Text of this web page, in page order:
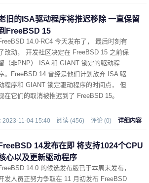
旧的ISA驱动程序将推迟移除 一直保留
FreeBSD 15
14.0-RC4 今天发布了， 最后时刻有
改动， 开发社区决定在 FreeBSD 15 之前保
（非PNP） ISA 和 GIANT 锁定的驱动程
。FreeBSD 14 曾经是他们计划放弃 ISA 驱
程序和 GIANT 锁定驱动程序的时间点， 但
在它们的取消被推迟到了 FreeBSD 15。
2023-11-04 15:40 阅读 (456) 评论 (0) 详细内容
FreeBSD 14发布在即 将支持1024个CPU
心以及更新驱动程序
14.0 的候选发布版已于本周末发布，
发人员正努力争取在 11 月初发布 FreeBSD